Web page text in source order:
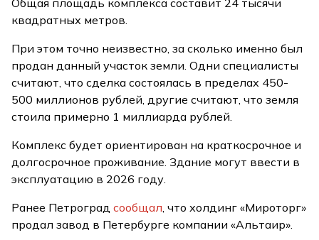
Общая площадь комплекса составит 24 тысячи
квадратных метров.
При этом точно неизвестно, за сколько именно был
продан данный участок земли. Одни специалисты
считают, что сделка состоялась в пределах 450-
500 миллионов рублей, другие считают, что земля
стоила примерно 1 миллиарда рублей.
Комплекс будет ориентирован на краткосрочное и
долгосрочное проживание. Здание могут ввести в
эксплуатацию в 2026 году.
Ранее Петроградсообщал, что холдинг «Мироторг»
продал завод в Петербурге компании «Альтаир».